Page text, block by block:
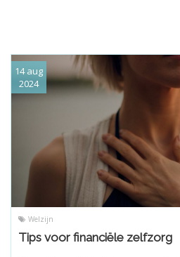
14 aug
2024
Welzijn
Tips voor financiële zelfzorg